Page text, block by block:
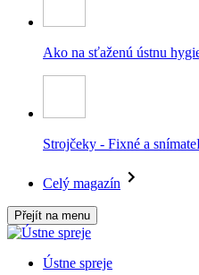
Ako na sťaženú ústnu
Strojčeky - Fixné a
Celý magazín
Přejít na menu
Ústne spreje